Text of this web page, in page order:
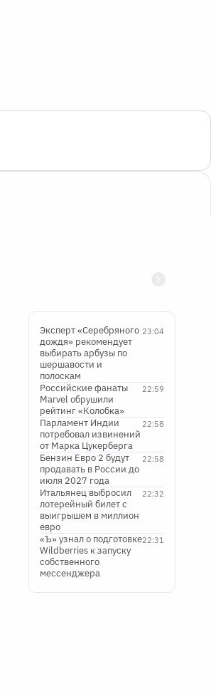
23:04
Эксперт «Серебряного
дождя» рекомендует
выбирать арбузы по
шершавости и
полоскам
22:59
Российские фанаты
Marvel обрушили
рейтинг «Колобка»
22:58
Парламент Индии
потребовал извинений
от Марка Цукерберга
22:58
Бензин Евро 2 будут
продавать в России до
июля 2027 года
22:32
Итальянец выбросил
лотерейный билет с
выигрышем в миллион
евро
22:31
«Ъ» узнал о подготовке
Wildberries к запуску
собственного
мессенджера